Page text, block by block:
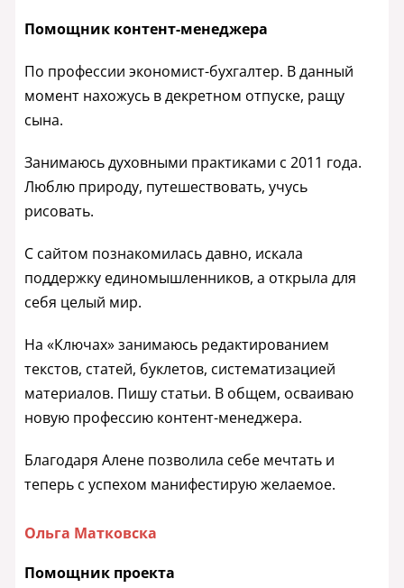
Помощник контент-менеджера
По профессии экономист-бухгалтер. В данный
момент нахожусь в декретном отпуске, ращу
сына.
Занимаюсь духовными практиками с 2011 года.
Люблю природу, путешествовать, учусь
рисовать.
С сайтом познакомилась давно, искала
поддержку единомышленников, а открыла для
себя целый мир.
На «Ключах» занимаюсь редактированием
текстов, статей, буклетов, систематизацией
материалов. Пишу статьи. В общем, осваиваю
новую профессию контент-менеджера.
Благодаря Алене позволила себе мечтать и
теперь с успехом манифестирую желаемое.
Ольга Матковска
Помощник проекта